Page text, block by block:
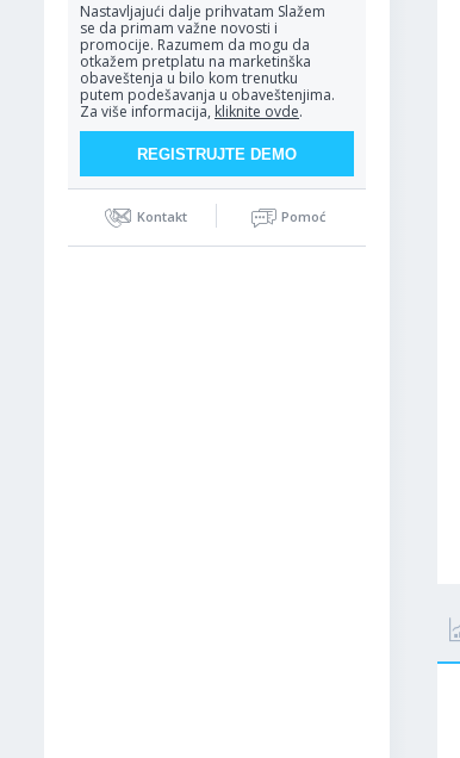
Nastavljajući dalje prihvatam Slažem
se da primam važne novosti i
promocije. Razumem da mogu da
otkažem pretplatu na marketinška
obaveštenja u bilo kom trenutku
putem podešavanja u obaveštenjima.
Za više informacija, kliknite ovde.
Kontakt Pomoć